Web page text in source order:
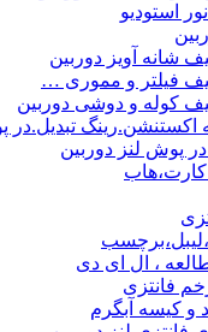
استودیو
شانه آویز دوربین
فیلتر و مموری …
کوله و دوشی دوربین
اکستنشن.رینگ تبدیل.در
پوش لنز دوربین
،لیبل،برچسب
، ال ای دی
فانتزی
و کیسه آبگرم